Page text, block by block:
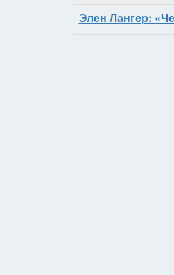
Элен Лангер: